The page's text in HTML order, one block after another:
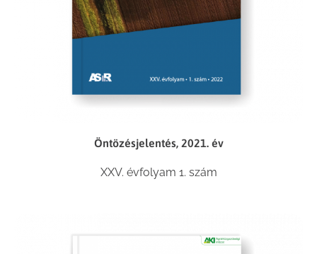
Öntözésjelentés, 2021. év
XXV. évfolyam 1. szám